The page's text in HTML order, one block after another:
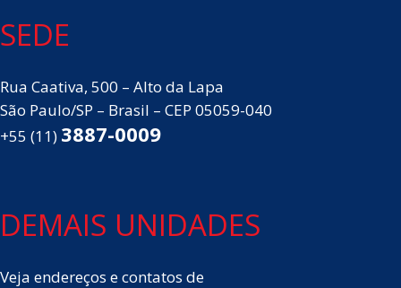
SEDE
Rua Caativa, 500 – Alto da Lapa
São Paulo/SP – Brasil – CEP 05059-040
+55 (11) 3887-0009
DEMAIS UNIDADES
Veja endereços e contatos de